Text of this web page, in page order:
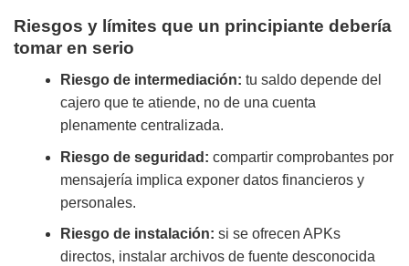
Riesgos y límites que un principiante debería
tomar en serio
Riesgo de intermediación: tu saldo depende del
cajero que te atiende, no de una cuenta
plenamente centralizada.
Riesgo de seguridad: compartir comprobantes por
mensajería implica exponer datos financieros y
personales.
Riesgo de instalación: si se ofrecen APKs
directos, instalar archivos de fuente desconocida